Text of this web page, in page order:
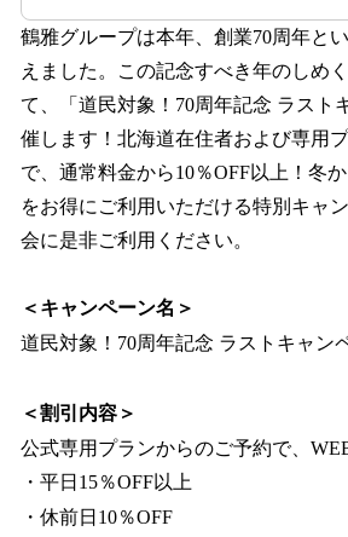
鶴雅グループは本年、創業70周年と
えました。この記念すべき年のしめ
て、「道民対象！70周年記念 ラスト
催します！北海道在住者および専用
で、通常料金から10％OFF以上！冬
をお得にご利用いただける特別キャ
会に是非ご利用ください。
＜キャンペーン名＞
道民対象！70周年記念 ラストキャン
＜割引内容＞
公式専用プランからのご予約で、
・平日15％OFF以上
・休前日10％OFF